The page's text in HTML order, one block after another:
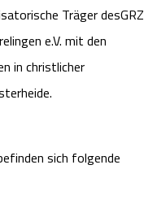
Heide
Celle
Träger desGRZ
e.V. mit den
in christlicher
sich folgende